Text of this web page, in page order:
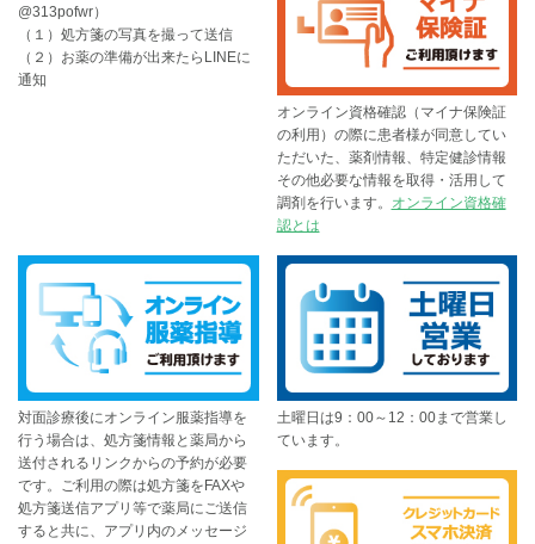
@313pofwr）
（１）処方箋の写真を撮って送信
（２）お薬の準備が出来たらLINEに
通知
オンライン資格確認（マイナ保険証
の利用）の際に患者様が同意してい
ただいた、薬剤情報、特定健診情報
その他必要な情報を取得・活用して
調剤を行います。
オンライン資格確
認とは
対面診療後にオンライン服薬指導を
行う場合は、処方箋情報と薬局から
送付されるリンクからの予約が必要
です。ご利用の際は処方箋をFAXや
処方箋送信アプリ等で薬局にご送信
すると共に、アプリ内のメッセージ
土曜日は9：00～12：00まで営業し
ています。